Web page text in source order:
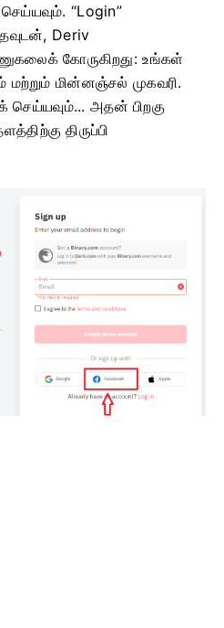
“Login”
Deriv
கோருகிறது: உங்கள்
மற்றும் மின்னஞ்சல் முகவரி.
செய்யவும்... அதன் பிறகு
திருப்பி